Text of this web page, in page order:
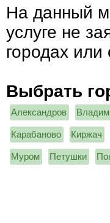
На данный
услуге не
городах или
Выбрать
Александров
Карабаново Киржач
Муром Петушки